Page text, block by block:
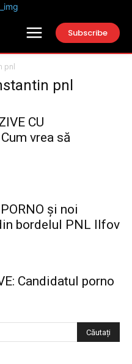
Subscribe
pnl
pnl
CU
vrea să
și noi
bordelul PNL Ilfov
Candidatul porno